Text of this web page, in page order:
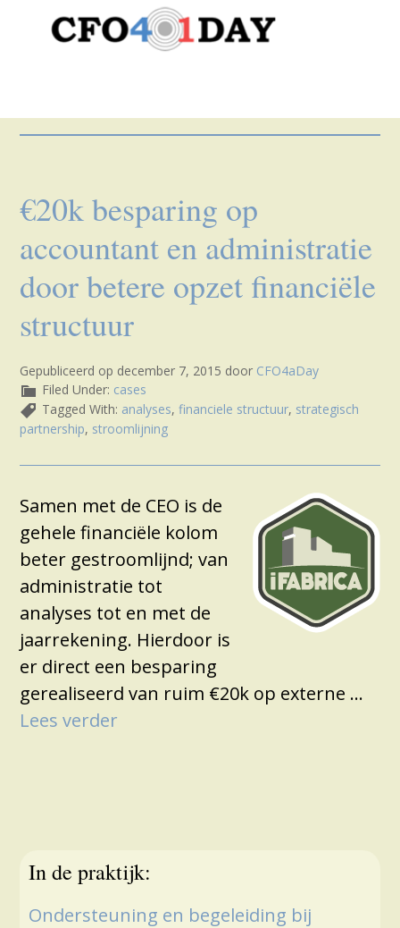
€20k besparing op
accountant en administratie
door betere opzet financiële
structuur
Gepubliceerd op december 7, 2015 door CFO4aDay
Filed Under: cases
Tagged With: analyses,financiele structuur, strategisch
partnership, stroomlijning
Samen met de CEO is de
gehele financiële kolom
beter gestroomlijnd; van
administratie tot
analyses tot en met de
jaarrekening. Hierdoor is
er direct een besparing
gerealiseerd van ruim €20k op externe …
Lees verder
In de praktijk:
Ondersteuning en begeleiding bij